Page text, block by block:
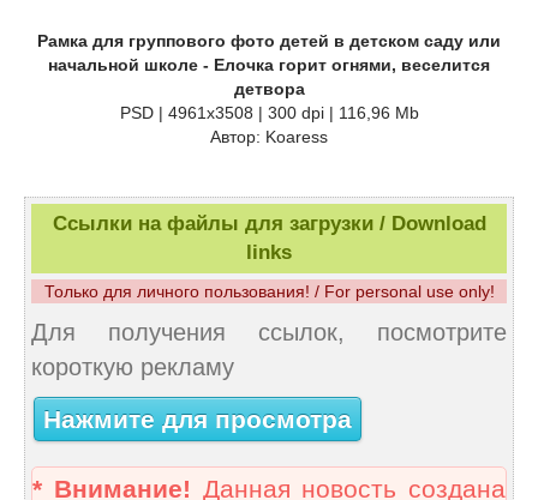
Рамка для группового фото детей в детском саду или
начальной школе - Елочка горит огнями, веселится
детвора
PSD | 4961x3508 | 300 dpi | 116,96 Mb
Автор: Koaress
Ссылки на файлы для загрузки / Download
links
Только для личного пользования! / For personal use only!
Для получения ссылок, посмотрите
короткую рекламу
Нажмите для просмотра
* Внимание! Данная новость создана